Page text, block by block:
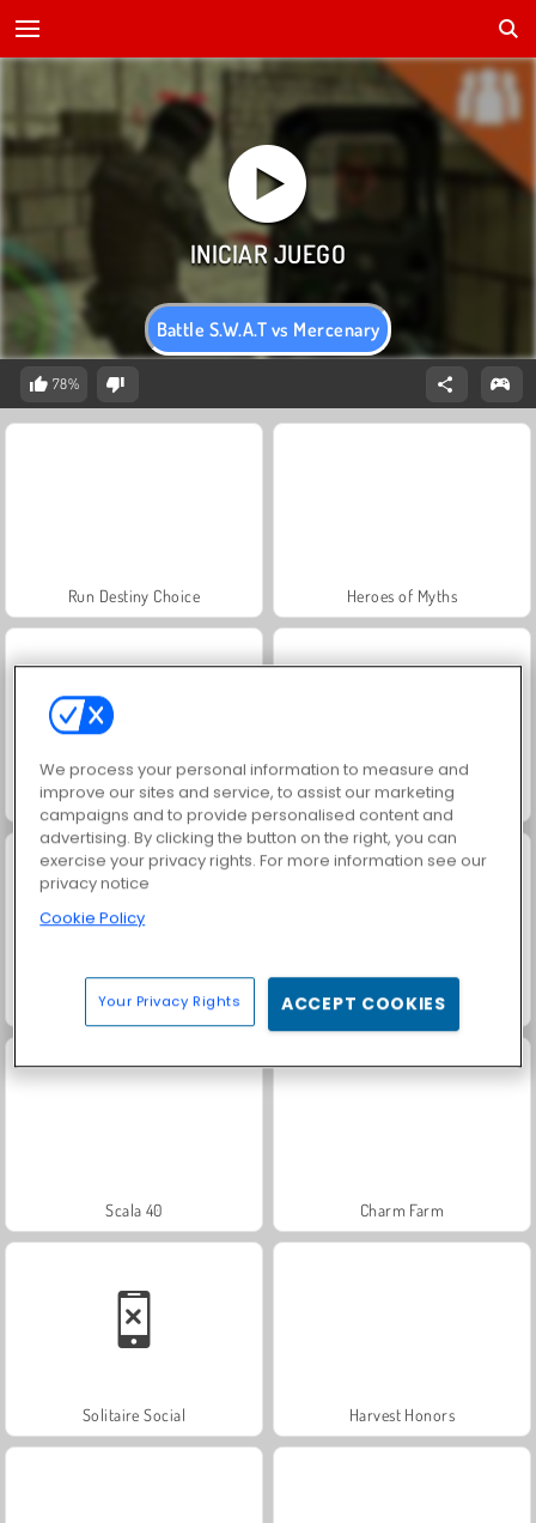
Battle S.W.A.T vs Mercenary
78%
Run Destiny Choice Heroes of Myths
Royal Story Rummy World
¡Vamos a pescar!
Scala 40 Charm Farm
Solitaire Social Harvest Honors
We process your personal information to measure and
improve our sites and service, to assist our marketing
campaigns and to provide personalised content and
advertising. By clicking the button on the right, you can
exercise your privacy rights. For more information see our
privacy notice
Cookie Policy
Your Privacy Rights ACCEPT COOKIES